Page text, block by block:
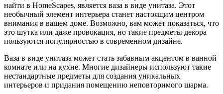
найти в HomeScapes, является ваза в виде унитаза. Этот
необычный элемент интерьера станет настоящим центром
внимания в вашем доме. Возможно, вам может показаться, что
это шутка или даже провокация, но такие предметы декора
пользуются популярностью в современном дизайне.
Ваза в виде унитаза может стать забавным акцентом в ванной
комнате или на кухне. Многие дизайнеры используют такие
нестандартные предметы для создания уникальных
интерьеров и придания помещению неповторимого шарма.